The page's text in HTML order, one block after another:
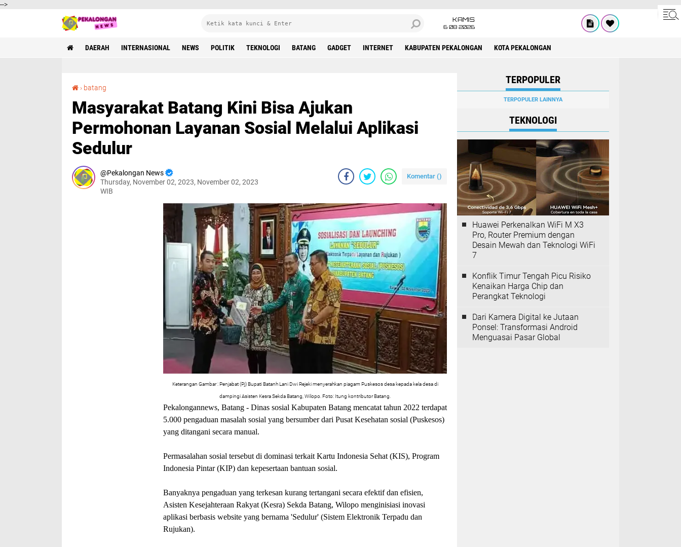
-->
KAMIS
6 08 2026
DAERAH INTERNASIONAL NEWS POLITIK TEKNOLOGI BATANG GADGET INTERNET KABUPATEN PEKALONGAN KOTA PEKALONGAN
› batang
Masyarakat Batang Kini Bisa Ajukan
Permohonan Layanan Sosial Melalui Aplikasi
Sedulur
Pekalongan News
Thursday, November 02, 2023, November 02, 2023
WIB
Komentar ()
Keterangan Gambar : Penjabat (Pj) Bupati Batanh Lani Dwi Rejeki menyerahkan piagam Puskesos desa kepada kela desa di
dampingi Asisten Kesra Sekda Batang, Wilopo. Foto: Itung kontributor Batang.
Pekalongannews, Batang - Dinas sosial Kabupaten Batang mencatat tahun 2022 terdapat
5.000 pengaduan masalah sosial yang bersumber dari Pusat Kesehatan sosial (Puskesos)
yang ditangani secara manual.
Permasalahan sosial tersebut di dominasi terkait Kartu Indonesia Sehat (KIS), Program
Indonesia Pintar (KIP) dan kepesertaan bantuan sosial.
Banyaknya pengaduan yang terkesan kurang tertangani secara efektif dan efisien,
Asisten Kesejahteraan Rakyat (Kesra) Sekda Batang, Wilopo menginisiasi inovasi
aplikasi berbasis website yang bernama 'Sedulur' (Sistem Elektronik Terpadu dan
Rujukan).
TERPOPULER
TERPOPULER LAINNYA
TEKNOLOGI
Huawei Perkenalkan WiFi M X3
Pro, Router Premium dengan
Desain Mewah dan Teknologi WiFi
7
Konflik Timur Tengah Picu Risiko
Kenaikan Harga Chip dan
Perangkat Teknologi
Dari Kamera Digital ke Jutaan
Ponsel: Transformasi Android
Menguasai Pasar Global